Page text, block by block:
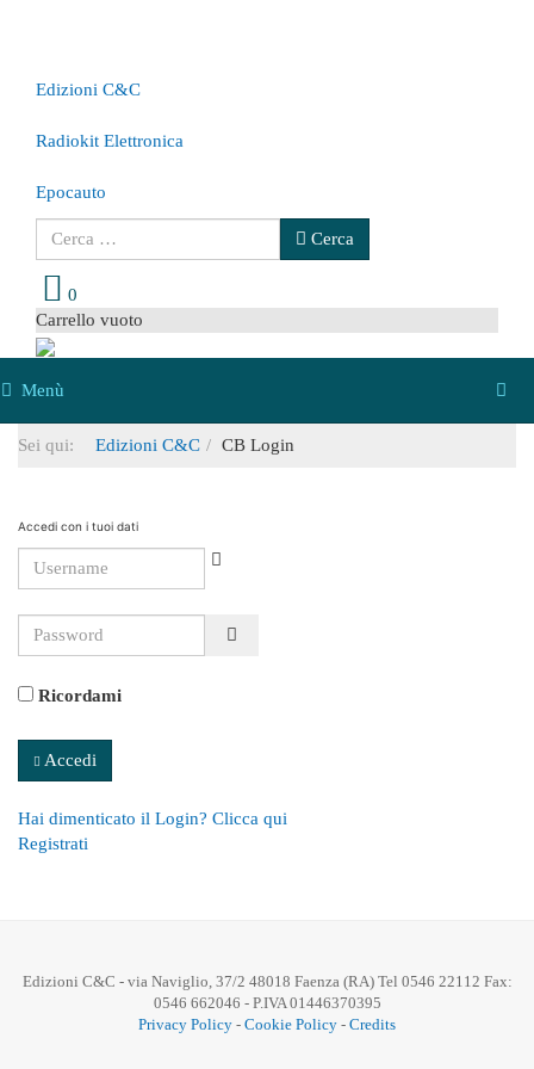
Edizioni C&C
Radiokit Elettronica
Epocauto
Cerca
Cerca
0
Carrello vuoto
Menù
Sei qui: Edizioni C&C CB Login
Accedi con i tuoi dati
Username
Password
Ricordami
Accedi
Hai dimenticato il Login? Clicca qui
Registrati
Edizioni C&C - via Naviglio, 37/2 48018 Faenza (RA) Tel 0546 22112 Fax:
0546 662046 - P.IVA 01446370395
Privacy Policy - Cookie Policy - Credits